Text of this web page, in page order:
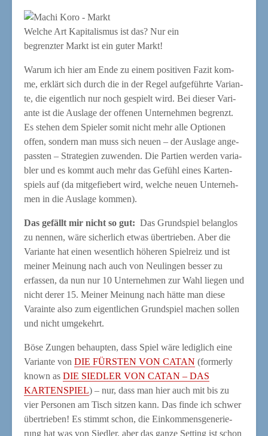
Wel­che Art Kapi­ta­lis­mus ist das? Nur ein
begrenz­ter Markt ist ein guter Markt!
War­um ich hier am Ende zu einem posi­ti­ven Fazit kom­
me, erklärt sich durch die in der Regel auf­ge­führ­te Vari­an­
te, die eigent­lich nur noch gespielt wird. Bei die­ser Vari­
an­te ist die Aus­la­ge der offe­nen Unter­neh­men begrenzt.
Es ste­hen dem Spie­ler somit nicht mehr alle Optio­nen
offen, son­dern man muss sich neu­en – der Aus­la­ge ange­
pass­ten – Stra­te­gien zuwen­den. Die Par­tien wer­den varia­
bler und es kommt auch mehr das Gefühl eines Kar­ten­
spiels auf (da mit­ge­fie­bert wird, wel­che neu­en Unter­neh­
men in die Aus­la­ge kommen).
Das gefällt mir nicht so gut: Das Grund­spiel belang­los
zu nen­nen, wäre sicher­lich etwas über­trie­ben. Aber die
Vari­an­te hat einen wesent­lich höhe­ren Spiel­reiz und ist
mei­ner Mei­nung nach auch von Neu­lin­gen bes­ser zu
erfas­sen, da nun nur 10 Unter­neh­men zur Wahl lie­gen und
nicht derer 15. Mei­ner Mei­nung nach hät­te man die­se
Varain­te also zum eigent­li­chen Grund­spiel machen sol­len
und nicht umgekehrt.
Böse Zun­gen behaup­ten, dass Spiel wäre ledig­lich eine
Vari­an­te von DIE FÜRSTEN VON CATAN (form­er­ly
known as DIE SIEDLER VON CATAN – DAS
KARTENSPIEL) – nur, dass man hier auch mit bis zu
vier Per­so­nen am Tisch sit­zen kann. Das fin­de ich schwer
über­trie­ben! Es stimmt schon, die Ein­kom­mens­ge­ne­rie­
rung hat was von Sied­ler, aber das gan­ze Set­ting ist schon